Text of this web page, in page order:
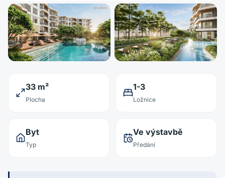
33 m²
Plocha
1-3
Ložnice
Byt
Typ
Ve výstavbě
Předání